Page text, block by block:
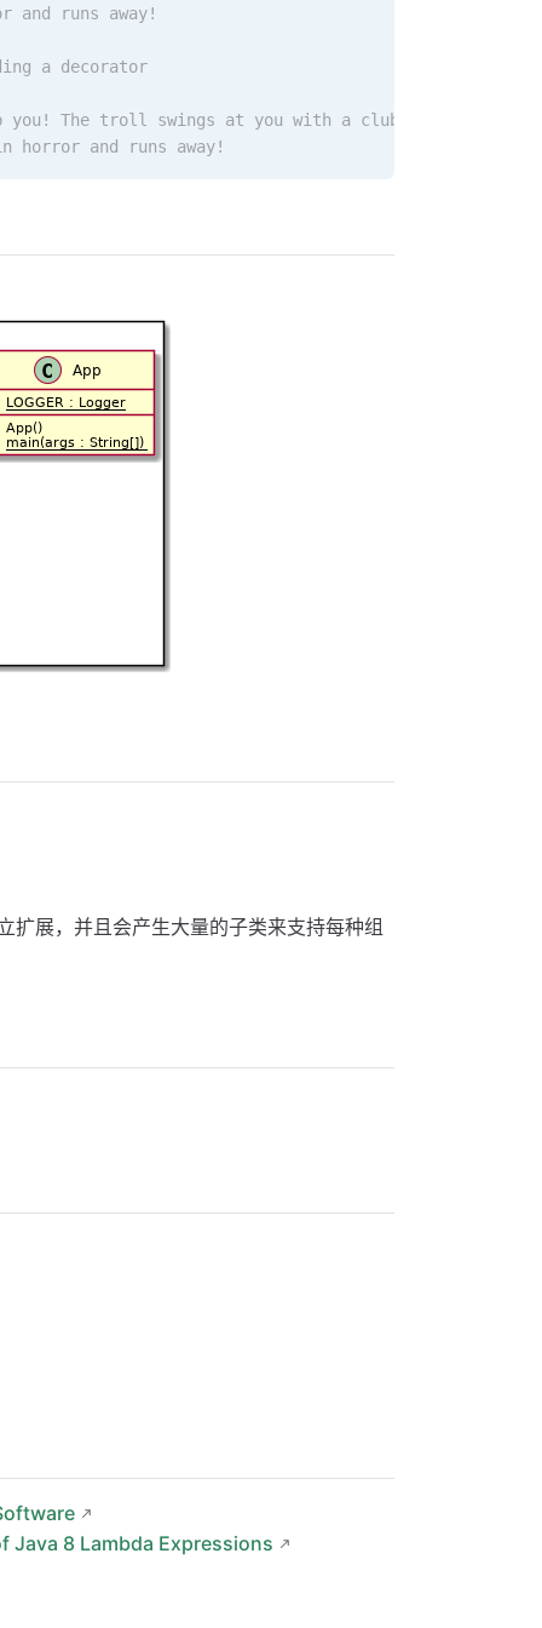
runs away!
a decorator
The troll swings at you with a club!
and runs away!
扩展，并且会产生大量的子类来支持每种组
Java 8 Lambda Expressions